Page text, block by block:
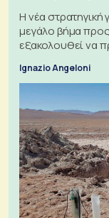
Η νέα στρατηγική
μεγάλο βήμα
εξακολουθεί να
Ignazio Angeloni